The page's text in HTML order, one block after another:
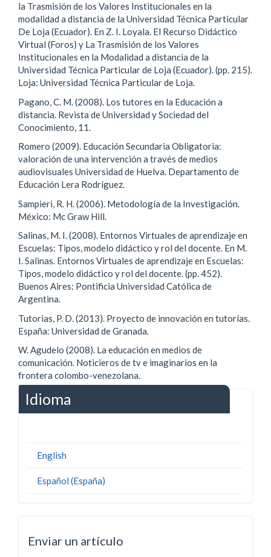
la Trasmisión de los Valores Institucionales en la
modalidad a distancia de la Universidad Técnica Particular
De Loja (Ecuador). En Z. I. Loyala. El Recurso Didáctico
Virtual (Foros) y La Trasmisión de los Valores
Institucionales en la Modalidad a distancia de la
Universidad Técnica Particular de Loja (Ecuador). (pp. 215).
Loja: Universidad Técnica Particular de Loja.
Pagano, C. M. (2008). Los tutores en la Educación a
distancia. Revista de Universidad y Sociedad del
Conocimiento, 11.
Romero (2009). Educación Secundaria Obligatoria:
valoración de una intervención a través de medios
audiovisuales Universidad de Huelva. Departamento de
Educación Lera Rodríguez.
Sampieri, R. H. (2006). Metodología de la Investigación.
México: Mc Graw Hill.
Salinas, M. I. (2008). Entornos Virtuales de aprendizaje en
Escuelas: Tipos, modelo didáctico y rol del docente. En M.
I. Salinas. Entornos Virtuales de aprendizaje en Escuelas:
Tipos, modelo didáctico y rol del docente. (pp. 452).
Buenos Aires: Pontificia Universidad Católica de
Argentina.
Tutorias, P. D. (2013). Proyecto de innovación en tutorías.
España: Universidad de Granada.
W. Agudelo (2008). La educación en medios de
comunicación. Noticieros de tv e imaginarios en la
frontera colombo-venezolana.
Idioma
English
Español (España)
Enviar un artículo